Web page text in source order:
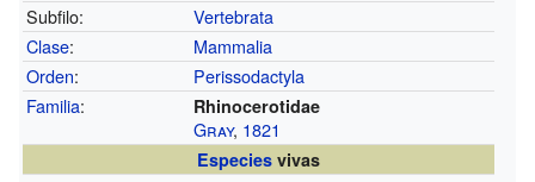
Subfilo:
Vertebrata
Clase:
Mammalia
Orden:
Perissodactyla
Familia: Rhinocerotidae
Gray, 1821
Especies vivas